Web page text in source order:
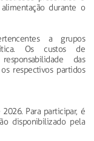
durante o
a grupos
Os custos de
das
respectivos partidos
Para participar, é
disponibilizado pela